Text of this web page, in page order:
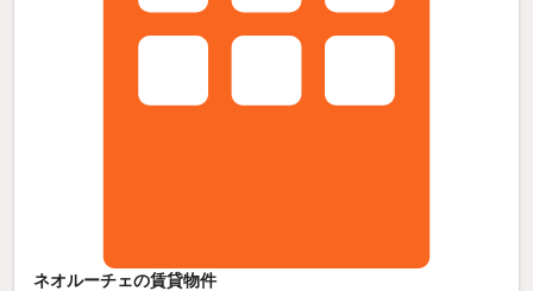
ネオルーチェの賃貸物件